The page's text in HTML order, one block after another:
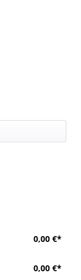
0,00 €*
0,00 €*